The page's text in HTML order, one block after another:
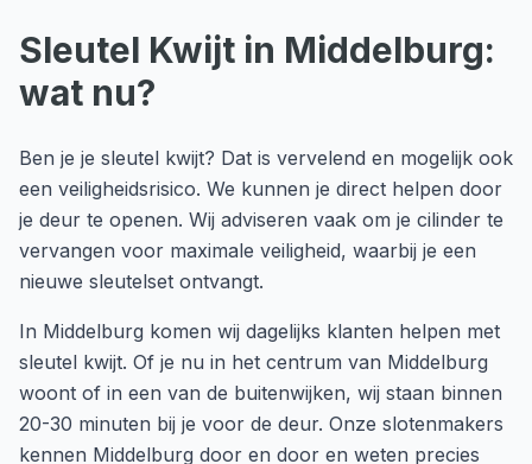
Sleutel Kwijt in Middelburg:
wat nu?
Ben je je sleutel kwijt? Dat is vervelend en mogelijk ook
een veiligheidsrisico. We kunnen je direct helpen door
je deur te openen. Wij adviseren vaak om je cilinder te
vervangen voor maximale veiligheid, waarbij je een
nieuwe sleutelset ontvangt.
In Middelburg komen wij dagelijks klanten helpen met
sleutel kwijt. Of je nu in het centrum van Middelburg
woont of in een van de buitenwijken, wij staan binnen
20-30 minuten bij je voor de deur. Onze slotenmakers
kennen Middelburg door en door en weten precies